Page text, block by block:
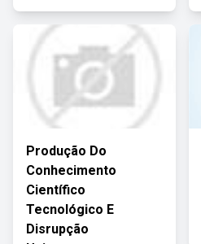
Produção Do
Conhecimento
Científico
Tecnológico E
Disrupção